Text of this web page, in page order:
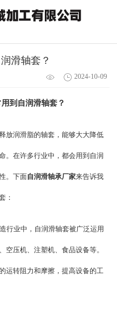
滑轴套？
2024-10-09
到 自润滑轴套 ？
放润滑脂的轴套，能够大大降低
。在许多行业中，都会用到自润
。下面 自润滑轴承厂家来告诉我
：
行业中，自润滑轴套被广泛运用
空压机、注塑机、食品设备等。
运转阻力和摩擦，提高设备的工